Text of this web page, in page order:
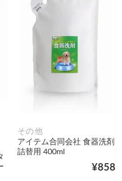
その他
アイテム合同会社 食器洗剤
詰替用 400ml
¥858